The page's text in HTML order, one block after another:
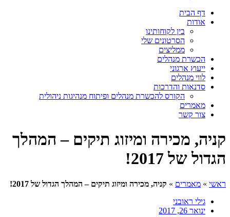
דף הבית
אודות
בין לקוחותינו
הסרטונים שלי
ממליצים
הכשרת מנהלים
ייעוץ ארגוני
לווי מנהלים
סדנאות והדרכות
הקורס להכשרת מנהלים ופיתוח מנהיגות ניהולית
מאמרים
צור קשר
קניה, מכירה ומיזוג תיקים – המהלך
הגדול של 2017!
ראשי » מאמרים » קניה, מכירה ומיזוג תיקים – המהלך הגדול של 2017!
גילי ראובני
ינואר 26, 2017